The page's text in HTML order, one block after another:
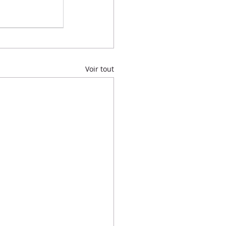
Voir tout